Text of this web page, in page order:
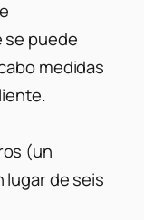
se puede
medidas
(un
lugar de seis